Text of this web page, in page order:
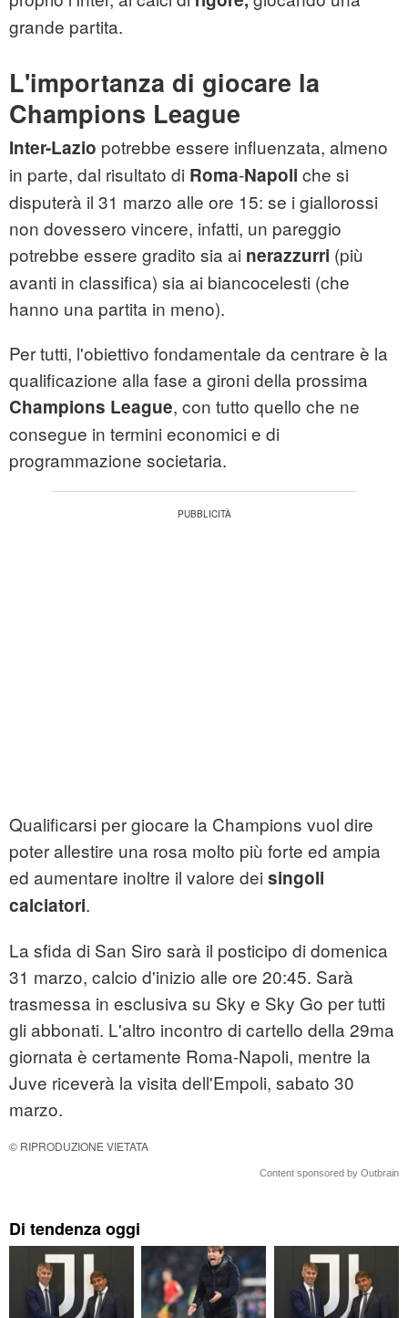
grande partita.
L'importanza di giocare la
Champions League
Inter-Lazio potrebbe essere influenzata, almeno
in parte, dal risultato di Roma-Napoli che si
disputerà il 31 marzo alle ore 15: se i giallorossi
non dovessero vincere, infatti, un pareggio
potrebbe essere gradito sia ai nerazzurri (più
avanti in classifica) sia ai biancocelesti (che
hanno una partita in meno).
Per tutti, l'obiettivo fondamentale da centrare è la
qualificazione alla fase a gironi della prossima
Champions League, con tutto quello che ne
consegue in termini economici e di
programmazione societaria.
Qualificarsi per giocare la Champions vuol dire
poter allestire una rosa molto più forte ed ampia
ed aumentare inoltre il valore dei singoli
calciatori.
La sfida di San Siro sarà il posticipo di domenica
31 marzo, calcio d'inizio alle ore 20:45. Sarà
trasmessa in esclusiva su Sky e Sky Go per tutti
gli abbonati. L'altro incontro di cartello della 29ma
giornata è certamente Roma-Napoli, mentre la
Juve riceverà la visita dell'Empoli, sabato 30
marzo.
© RIPRODUZIONE VIETATA
Content sponsored by Outbrain
Di tendenza oggi